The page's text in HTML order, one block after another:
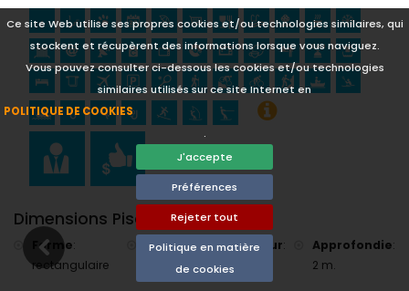
Ce site Web utilise ses propres cookies et/ou technologies similaires, qui
stockent et récupèrent des informations lorsque vous naviguez.
Vous pouvez consulter ci-dessous les cookies et/ou technologies
similaires utilisés sur ce site Internet en
POLITIQUE DE COOKIES
.
J'accepte
Préférences
Rejeter tout
Politique en matière
de cookies
moins de 5 kilomètres de la villa)
Golf (Golf Club Jávea), équitation et rafting (à moins de 10
kilomètres de la villa)
Dimensions Piscine
Forme:
rectangulaire
Longueur:
Largeur:
4 m.
Approfondie:
2 m.